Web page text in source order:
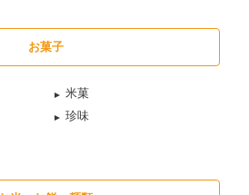
お菓子
米菓
珍味